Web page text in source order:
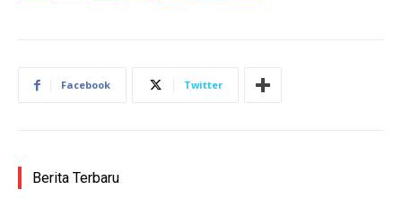
Facebook Twitter
Berita Terbaru